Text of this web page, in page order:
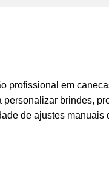
profissional em
brindes,
de ajustes manuais